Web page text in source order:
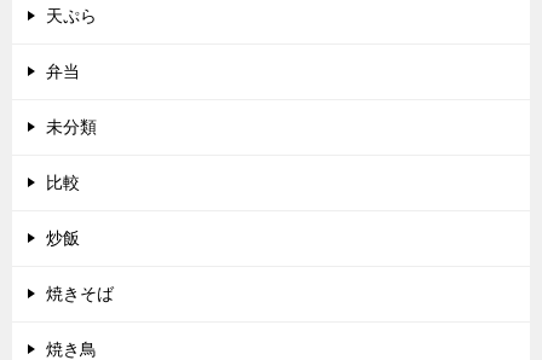
天ぷら
弁当
未分類
比較
炒飯
焼きそば
焼き鳥